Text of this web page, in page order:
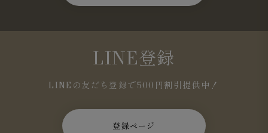
LINE登録
LINEの友だち登録で500円割引提供中！
登録ページ